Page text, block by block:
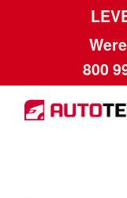
800
Ga
door
Ga
naar